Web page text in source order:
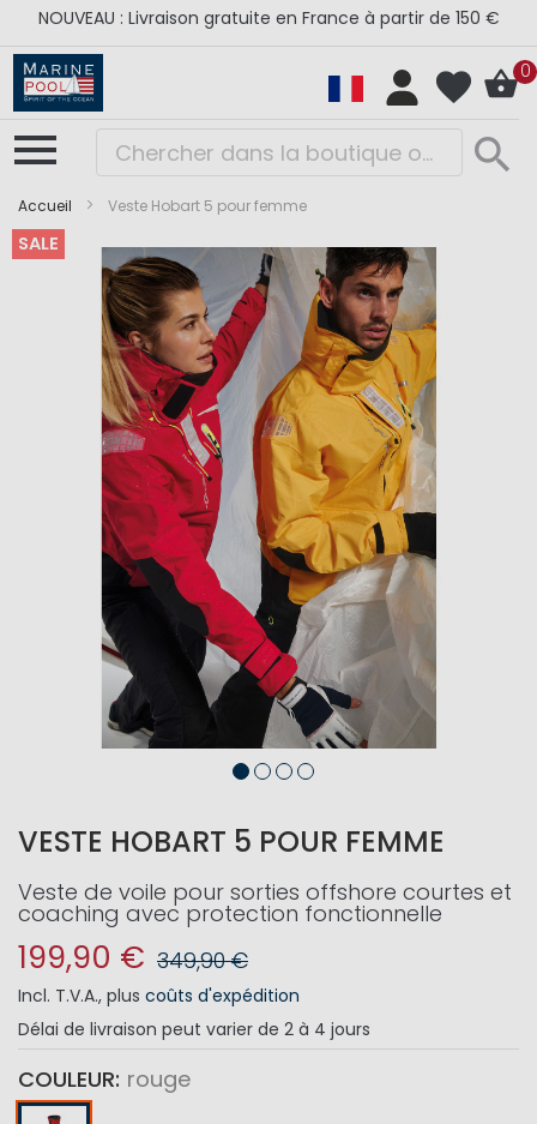
NOUVEAU : Livraison gratuite en France à partir de 150 €
0
Accueil Veste Hobart 5 pour femme
SALE
Skip
Skip
beginning
VESTE HOBART 5 POUR FEMME
Veste de voile pour sorties offshore courtes et
coaching avec protection fonctionnelle
199,90 € 349,90 €
Incl. T.V.A., plus coûts d'expédition
Délai de livraison peut varier de 2 à 4 jours
COULEUR rouge